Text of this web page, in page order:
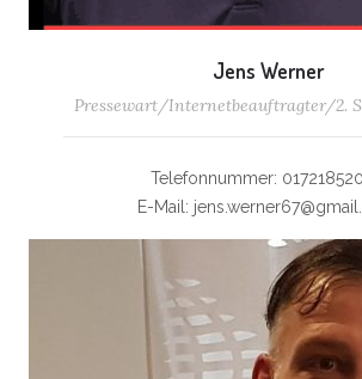
Jens Werner
Pressewart/Internetbeauftragter/2.
Telefonnummer:
E-Mail: